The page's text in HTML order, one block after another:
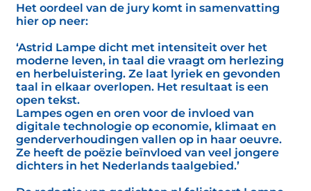
Het oordeel van de jury komt in samenvatting
hier op neer:
‘Astrid Lampe dicht met intensiteit over het
moderne leven, in taal die vraagt om herlezing
en herbeluistering. Ze laat lyriek en gevonden
taal in elkaar overlopen. Het resultaat is een
open tekst.
Lampes ogen en oren voor de invloed van
digitale technologie op economie, klimaat en
genderverhoudingen vallen op in haar oeuvre.
Ze heeft de poëzie beïnvloed van veel jongere
dichters in het Nederlands taalgebied.’